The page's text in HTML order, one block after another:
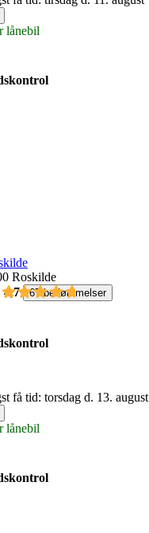
lånebil
Roskilde
4,7
67 bedømmelser
få tid: torsdag d. 13. august
lånebil